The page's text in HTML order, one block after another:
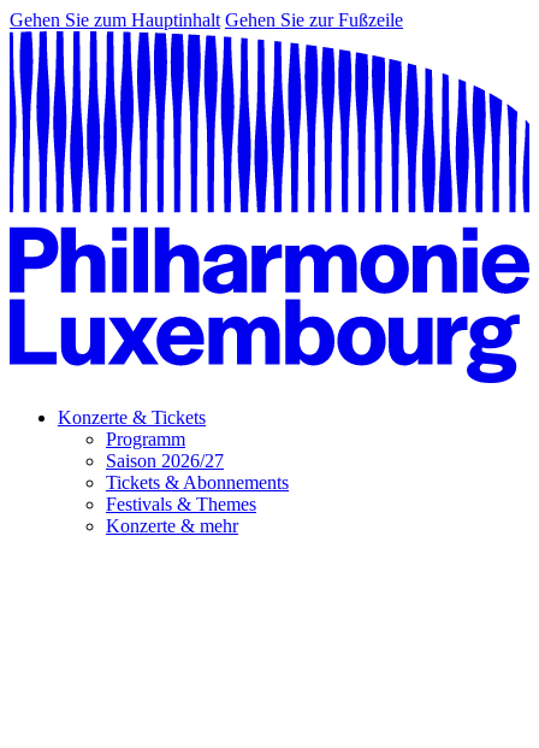
Gehen Sie zum Hauptinhalt Gehen Sie zur Fußzeile
Konzerte & Tickets
Programm
Saison 2026/27
Tickets & Abonnements
Festivals & Themes
Konzerte & mehr